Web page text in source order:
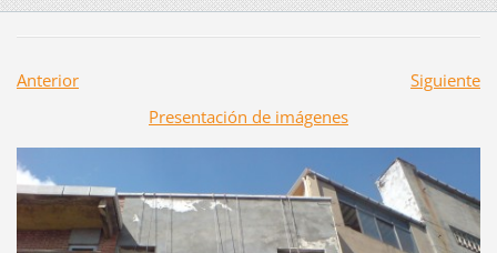
Anterior
Siguiente
Presentación de imágenes